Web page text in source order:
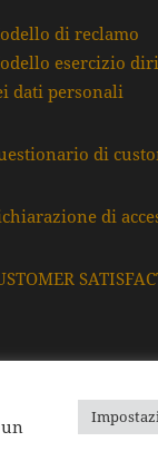
di reclamo
esercizio
dati personali
di
di
P.Iva: